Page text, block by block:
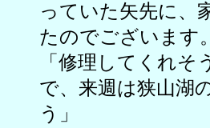
っていた矢先に、
たのでございます
「修理してくれ
で、来週は狭山湖
う」